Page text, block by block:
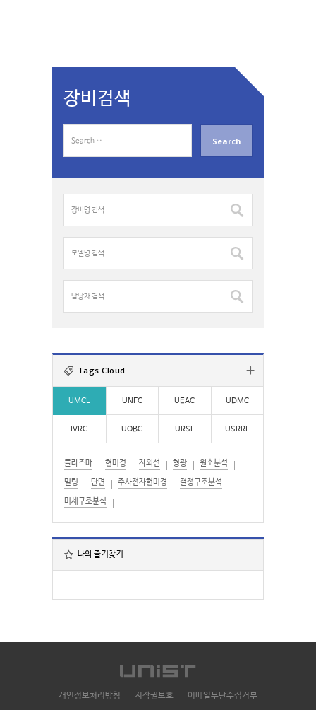
장비검색
a
명
색
:
델
명
:자
:
Tags Cloud
UMCL UNFC UEAC UDMC
IVRC UOBC URSL USRRL
플라즈마 현미경 자외선 형광 원소분석
밀링 단면 주사전자현미경 결정구조분석
미세구조분석
나의 즐겨찾기
개인정보처리방침 저작권보호 이메일무단수집거부